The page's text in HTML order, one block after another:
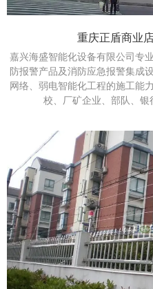
重庆正盾商业
嘉兴海盛智能化设备有限公司专
防报警产品及消防应急报警集成
网络、弱电智能化工程的施工能
校、厂矿企业、部队、银